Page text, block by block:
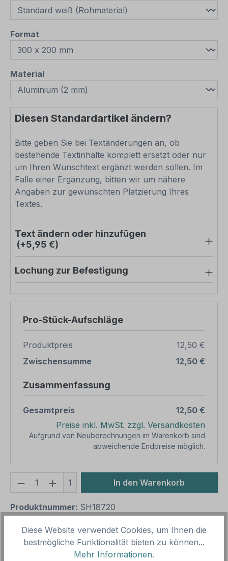
Format
Materialauswählen
Diesen Standardartikel ändern?
Bitte geben Sie bei Textänderungen an, ob
bestehende Textinhalte komplett ersetzt oder nur
um Ihren Wunschtext ergänzt werden sollen. Im
Falle einer Ergänzung, bitten wir um nähere
Angaben zur gewünschten Platzierung Ihres
Textes.
Text ändern oder hinzufügen
(+5,95 €)
Lochung zur Befestigung
Pro-Stück-Aufschläge
Produktpreis
12,50 €
Zwischensumme
12,50 €
Zusammenfassung
Gesamtpreis
12,50 €
Preise inkl. MwSt. zzgl. Versandkosten
Aufgrund von Neuberechnungen im Warenkorb sind
abweichende Endpreise möglich.
Produkt Anzahl: Gib den
1 In den Warenkorb
Produktnummer: SH18720
Diese Website verwendet Cookies, um Ihnen die
bestmögliche Funktionalität bieten zu können...
Mehr Informationen.